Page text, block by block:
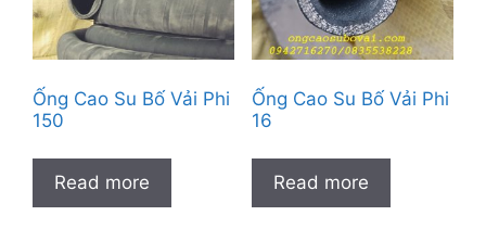
Ống Cao Su Bố Vải Phi
150
Read more
Ống Cao Su Bố Vải Phi
16
Read more